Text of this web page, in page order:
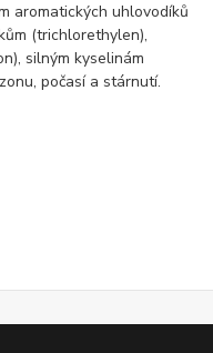
aromatických uhlovodíků
(trichlorethylen),
silným kyselinám
počasí a stárnutí.